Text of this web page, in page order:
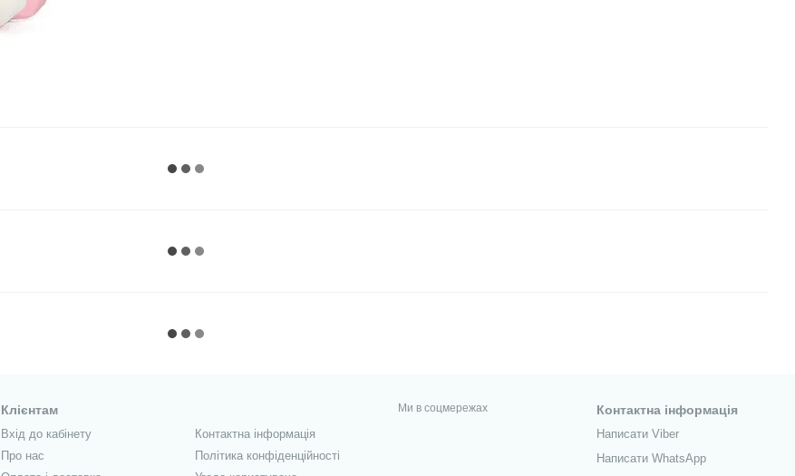
Клієнтам
Вхід до кабінету
Про нас
Контактна інформація
Політика конфіденційності
Ми в соцмережах Контактна інформація
Написати Viber
Написати WhatsApp